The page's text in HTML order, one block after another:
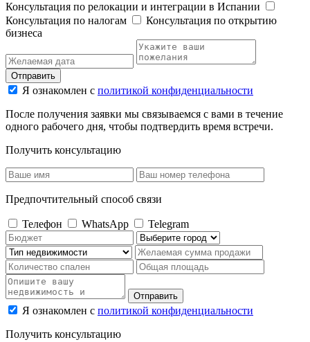
Консультация по релокации и интеграции в Испании
Консультация по налогам
Консультация по открытию
бизнеса
Отправить
Я ознакомлен с политикой конфиденциальности
После получения заявки мы связываемся с вами в течение
одного рабочего дня, чтобы подтвердить время встречи.
Получить консультацию
Предпочтительный способ связи
Телефон WhatsApp Telegram
Отправить
Я ознакомлен с политикой конфиденциальности
Получить консультацию